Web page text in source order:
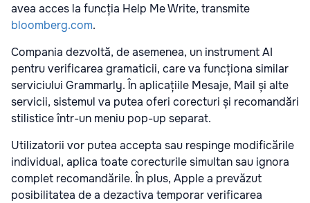
avea acces la funcția Help Me Write, transmite
bloomberg.com.
Compania dezvoltă, de asemenea, un instrument AI
pentru verificarea gramaticii, care va funcționa similar
serviciului Grammarly. În aplicațiile Mesaje, Mail și alte
servicii, sistemul va putea oferi corecturi și recomandări
stilistice într-un meniu pop-up separat.
Utilizatorii vor putea accepta sau respinge modificările
individual, aplica toate corecturile simultan sau ignora
complet recomandările. În plus, Apple a prevăzut
posibilitatea de a dezactiva temporar verificarea